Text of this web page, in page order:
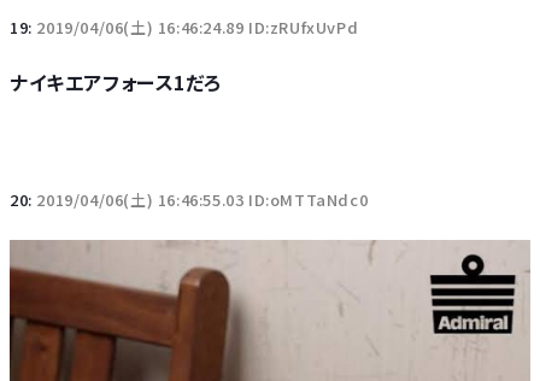
19: 2019/04/06(土) 16:46:24.89 ID:zRUfxUvPd
ナイキエアフォース1だろ
20: 2019/04/06(土) 16:46:55.03 ID:oMTTaNdc0